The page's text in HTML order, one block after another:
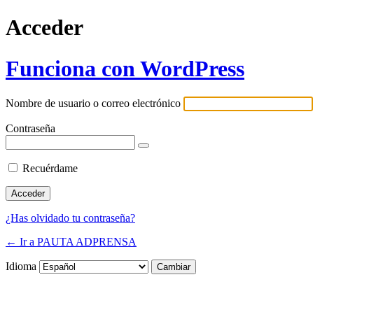
Acceder
Funciona con WordPress
Nombre de usuario o correo electrónico
Contraseña
Recuérdame
¿Has olvidado tu contraseña?
← Ir a PAUTA ADPRENSA
Idioma